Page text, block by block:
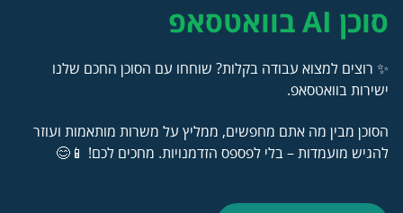
סוכן AI בוואטסאפ
✨ רוצים למצוא עבודה בקלות? שוחחו עם הסוכן החכם שלנו
ישירות בוואטסאפ.
הסוכן מבין מה אתם מחפשים, ממליץ על משרות מותאמות ועוזר
להגיש מועמדות – בלי לפספס הזדמנויות. מחכים לכם! 📱😊